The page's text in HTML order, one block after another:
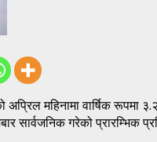
अप्रिल महिनामा वार्षिक
सार्वजनिक गरेको प्रारम्भिक